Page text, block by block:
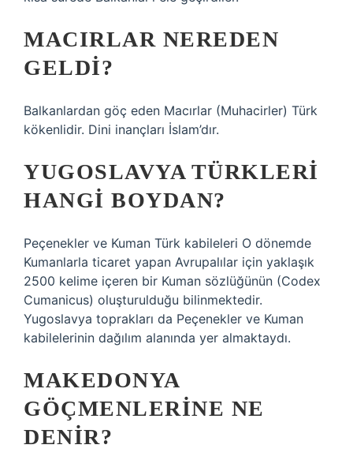
MACIRLAR NEREDEN
GELDI?
Balkanlardan göç eden Macırlar (Muhacirler) Türk
kökenlidir. Dini inançları İslam’dır.
YUGOSLAVYA TÜRKLERI
HANGI BOYDAN?
Peçenekler ve Kuman Türk kabileleri O dönemde
Kumanlarla ticaret yapan Avrupalılar için yaklaşık
2500 kelime içeren bir Kuman sözlüğünün (Codex
Cumanicus) oluşturulduğu bilinmektedir.
Yugoslavya toprakları da Peçenekler ve Kuman
kabilelerinin dağılım alanında yer almaktaydı.
MAKEDONYA
GÖÇMENLERINE NE
DENIR?